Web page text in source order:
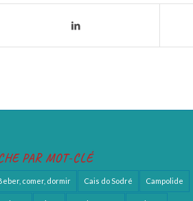
PAR MOT-CLÉ
comer, dormir Cais do Sodré Campolide